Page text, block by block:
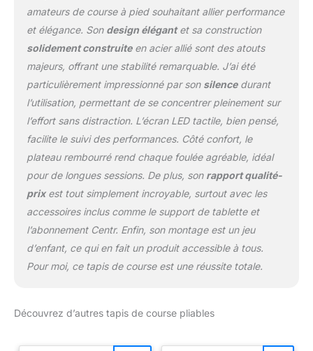
amateurs de course à pied souhaitant allier performance
et élégance. Son design élégantet sa construction
solidement construiteen acier allié sont des atouts
majeurs, offrant une stabilité remarquable. J’ai été
particulièrement impressionné par son silencedurant
l’utilisation, permettant de se concentrer pleinement sur
l’effort sans distraction. L’écran LED tactile, bien pensé,
facilite le suivi des performances. Côté confort, le
plateau rembourré rend chaque foulée agréable, idéal
pour de longues sessions. De plus, son rapport qualité-
prixest tout simplement incroyable, surtout avec les
accessoires inclus comme le support de tablette et
l’abonnement Centr. Enfin, son montage est un jeu
d’enfant, ce qui en fait un produit accessible à tous.
Pour moi, ce tapis de course est une réussite totale.
Découvrez d’autres tapis de course pliables